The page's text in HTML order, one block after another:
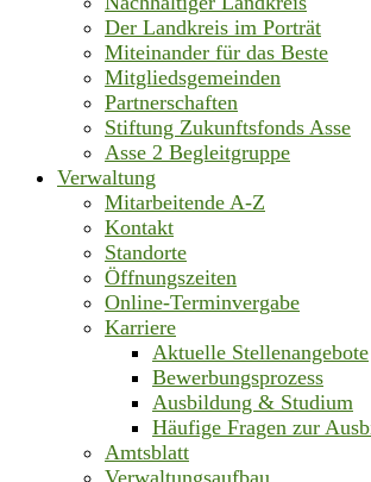
Der Landkreis im Porträt
Miteinander für das Beste
Mitgliedsgemeinden
Partnerschaften
Stiftung Zukunftsfonds Asse
Asse 2 Begleitgruppe
Verwaltung
Mitarbeitende A-Z
Kontakt
Standorte
Öffnungszeiten
Online-Terminvergabe
Karriere
Aktuelle Stellenangebote
Bewerbungsprozess
Ausbildung & Studium
Häufige Fragen zur
Amtsblatt
Verwaltungsaufbau